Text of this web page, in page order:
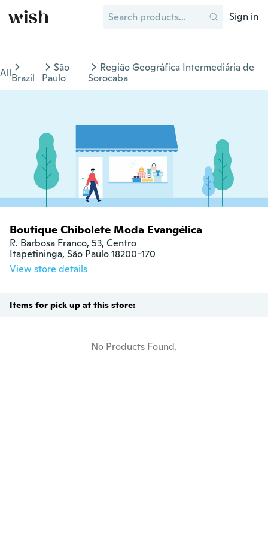
Sign in
AllBrazil
São
Paulo
Região Geográfica Intermediária de
Sorocaba
Boutique Chibolete Moda Evangélica
R. Barbosa Franco, 53, Centro
Itapetininga, São Paulo 18200-170
View store details
Items for pick up at this store:
No Products Found.